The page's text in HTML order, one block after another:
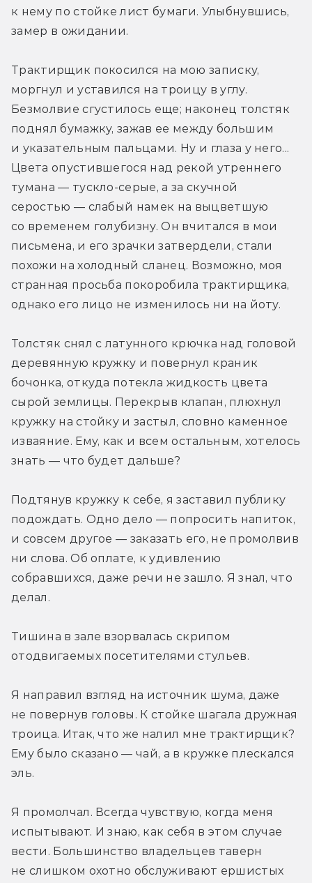
к нему по стойке лист бумаги. Улыбнувшись,
замер в ожидании.
Трактирщик покосился на мою записку,
моргнул и уставился на троицу в углу.
Безмолвие сгустилось еще; наконец толстяк
поднял бумажку, зажав ее между большим
и указательным пальцами. Ну и глаза у него...
Цвета опустившегося над рекой утреннего
тумана — тускло-серые, а за скучной
серостью — слабый намек на выцветшую
со временем голубизну. Он вчитался в мои
письмена, и его зрачки затвердели, стали
похожи на холодный сланец. Возможно, моя
странная просьба покоробила трактирщика,
однако его лицо не изменилось ни на йоту.
Толстяк снял с латунного крючка над головой
деревянную кружку и повернул краник
бочонка, откуда потекла жидкость цвета
сырой землицы. Перекрыв клапан, плюхнул
кружку на стойку и застыл, словно каменное
изваяние. Ему, как и всем остальным, хотелось
знать — что будет дальше?
Подтянув кружку к себе, я заставил публику
подождать. Одно дело — попросить напиток,
и совсем другое — заказать его, не промолвив
ни слова. Об оплате, к удивлению
собравшихся, даже речи не зашло. Я знал, что
делал.
Тишина в зале взорвалась скрипом
отодвигаемых посетителями стульев.
Я направил взгляд на источник шума, даже
не повернув головы. К стойке шагала дружная
троица. Итак, что же налил мне трактирщик?
Ему было сказано — чай, а в кружке плескался
эль.
Я промолчал. Всегда чувствую, когда меня
испытывают. И знаю, как себя в этом случае
вести. Большинство владельцев таверн
не слишком охотно обслуживают ершистых